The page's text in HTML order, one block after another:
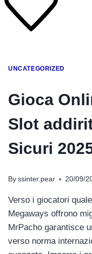
โทรศัพท์มือถือ
อุปกรณ์เสริมโทร
สินค้าตามแบรนด์
UNCATEGORIZED
Gioca
Slot
Sicuri
By ssinter.pear 20/09/
Verso i giocatori
Megaways offrono
MrPacho garantisce
verso norma